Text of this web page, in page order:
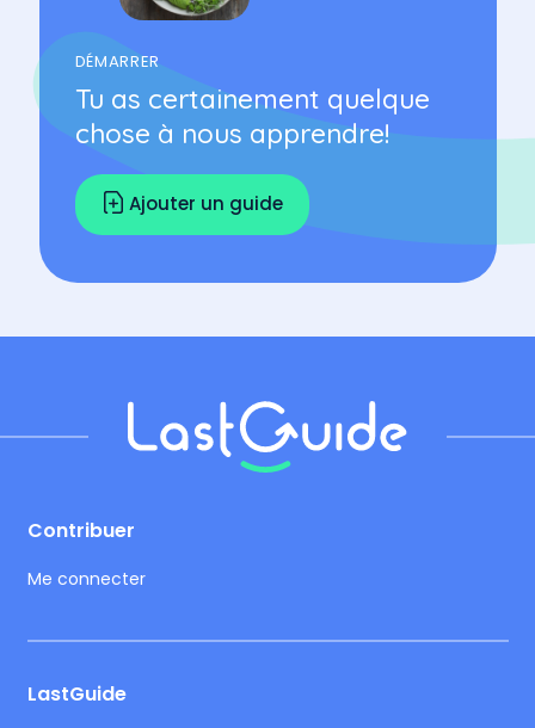
DÉMARRER
Tu as certainement quelque
chose à nous apprendre!
Ajouter un guide
Contribuer
Me connecter
LastGuide